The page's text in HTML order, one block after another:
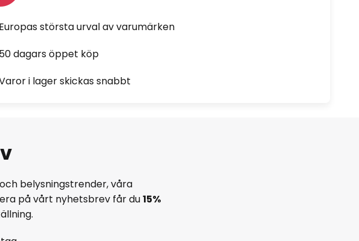
Europas största urval av varumärken
50 dagars öppet köp
i lager skickas snabbt
belysningstrender, våra
på vårt nyhetsbrev får du15%